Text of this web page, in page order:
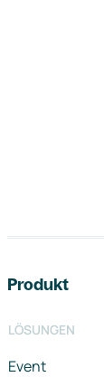
Produkt
LÖSUNGEN
Event